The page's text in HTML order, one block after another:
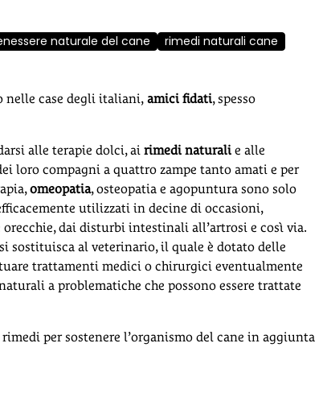
naturale del cane rimedi naturali cane
nelle case degli italiani, amici fidati, spesso
alle terapie dolci, ai rimedi naturali e alle
loro compagni a quattro zampe tanto amati e per
omeopatia, osteopatia e agopuntura sono solo
utilizzati in decine di occasioni,
dai disturbi intestinali all’artrosi e così via.
sostituisca al veterinario, il quale è dotato delle
trattamenti medici o chirurgici eventualmente
a problematiche che possono essere trattate
per sostenere l’organismo del cane in aggiunta